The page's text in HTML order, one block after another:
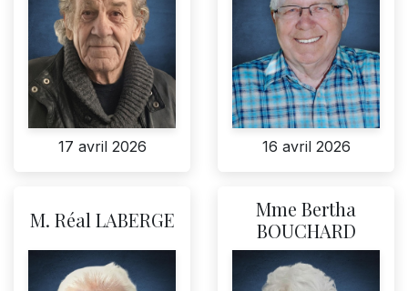
17 avril 2026 16 avril 2026
M. Réal LABERGE
Mme Bertha
BOUCHARD